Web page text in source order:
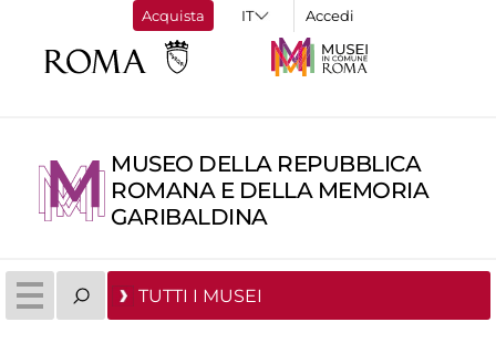
Acquista Accedi
MUSEO DELLA REPUBBLICA
ROMANA E DELLA MEMORIA
GARIBALDINA
TUTTI I MUSEI